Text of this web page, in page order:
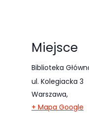
Miejsce
Biblioteka
ul. Kolegiacka 3
Warszawa,
+ Mapa Google